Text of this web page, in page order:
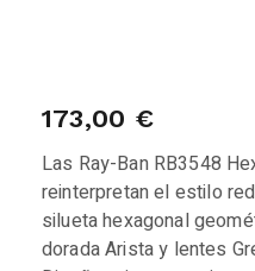
173,00 €
Las Ray-Ban RB3548
reinterpretan el estilo
silueta hexagonal
dorada Arista y lentes